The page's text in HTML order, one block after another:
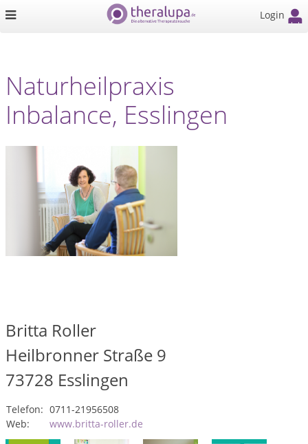
Login
Naturheilpraxis
Inbalance, Esslingen
Britta Roller
Heilbronner Straße 9
73728 Esslingen
Telefon: 0711-21956508
Web:
www.britta-roller.de